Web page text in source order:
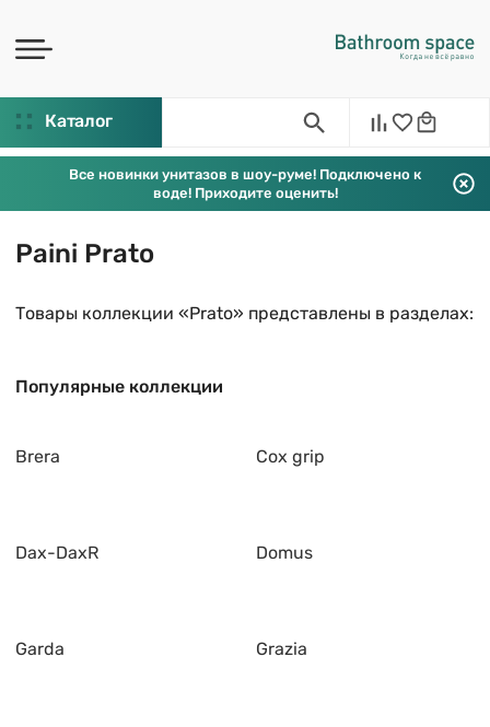
Каталог
Все новинки унитазов в шоу-руме! Подключено к
воде! Приходите оценить!
Paini Prato
Товары коллекции «Prato» представлены в разделах:
Популярные коллекции
Brera Cox grip
Dax-DaxR Domus
Garda Grazia